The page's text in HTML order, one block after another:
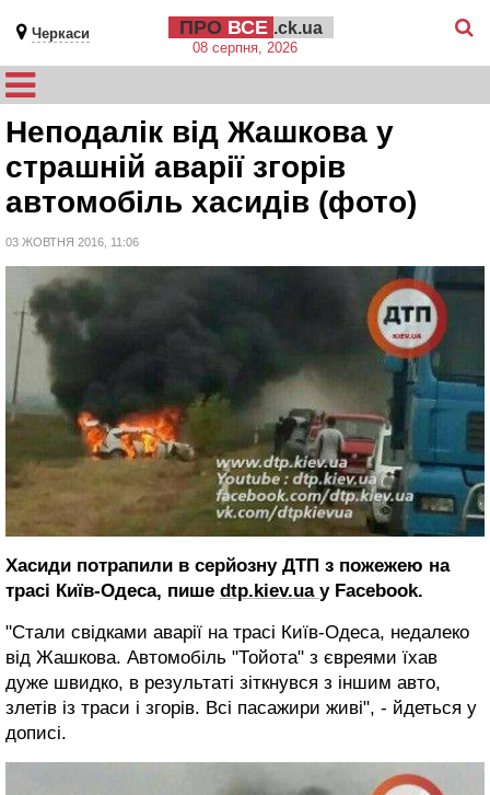
Черкаси ПРО ВСЕ .ck.ua
08 серпня, 2026
Неподалік від Жашкова у
страшній аварії згорів
автомобіль хасидів (фото)
03 ЖОВТНЯ 2016, 11:06
Хасиди потрапили в серйозну ДТП з пожежею на
трасі Київ-Одеса, пише dtp.kiev.ua у Facebook.
"Стали свідками аварії на трасі Київ-Одеса, недалеко
від Жашкова. Автомобіль "Тойота" з євреями їхав
дуже швидко, в результаті зіткнувся з іншим авто,
злетів із траси і згорів. Всі пасажири живі", - йдеться у
дописі.